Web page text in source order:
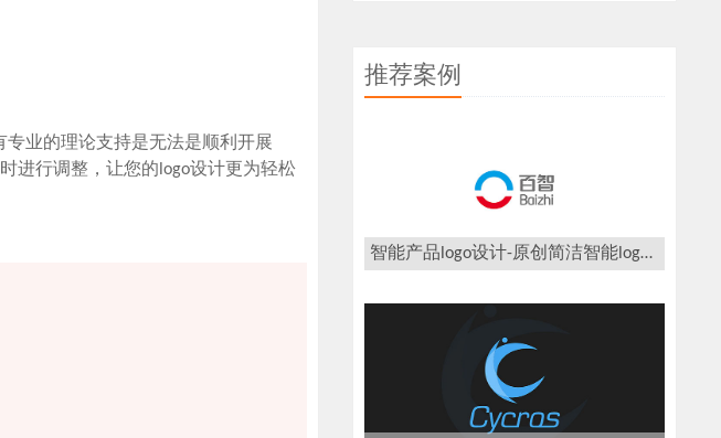
业的理论支持是无法是顺利开展
进行调整，让您的logo设计更为轻松
推荐案例
智能产品logo设计-原创简洁智能logo设计案例欣赏